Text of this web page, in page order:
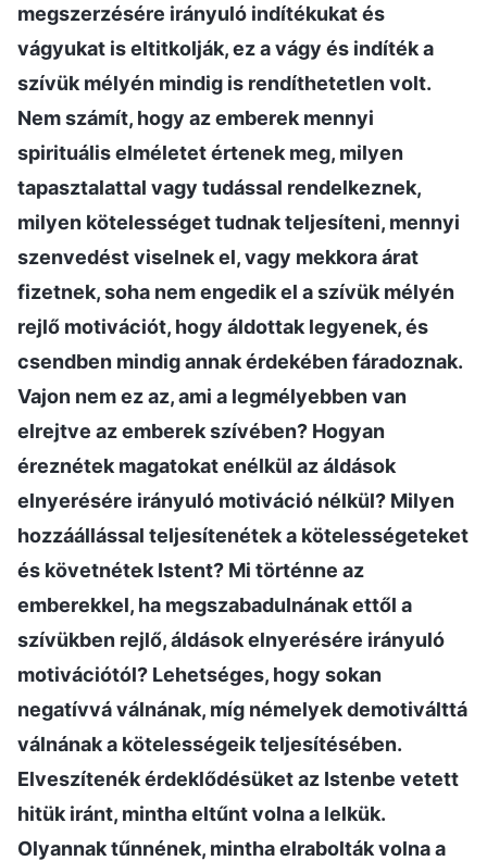
megszerzésére irányuló indítékukat és
vágyukat is eltitkolják, ez a vágy és indíték a
szívük mélyén mindig is rendíthetetlen volt.
Nem számít, hogy az emberek mennyi
spirituális elméletet értenek meg, milyen
tapasztalattal vagy tudással rendelkeznek,
milyen kötelességet tudnak teljesíteni, mennyi
szenvedést viselnek el, vagy mekkora árat
fizetnek, soha nem engedik el a szívük mélyén
rejlő motivációt, hogy áldottak legyenek, és
csendben mindig annak érdekében fáradoznak.
Vajon nem ez az, ami a legmélyebben van
elrejtve az emberek szívében? Hogyan
éreznétek magatokat enélkül az áldások
elnyerésére irányuló motiváció nélkül? Milyen
hozzáállással teljesítenétek a kötelességeteket
és követnétek Istent? Mi történne az
emberekkel, ha megszabadulnának ettől a
szívükben rejlő, áldások elnyerésére irányuló
motivációtól? Lehetséges, hogy sokan
negatívvá válnának, míg némelyek demotiválttá
válnának a kötelességeik teljesítésében.
Elveszítenék érdeklődésüket az Istenbe vetett
hitük iránt, mintha eltűnt volna a lelkük.
Olyannak tűnnének, mintha elrabolták volna a